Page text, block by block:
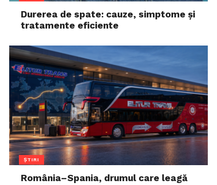
Durerea de spate: cauze, simptome și
tratamente eficiente
ȘTIRI
România–Spania, drumul care leagă